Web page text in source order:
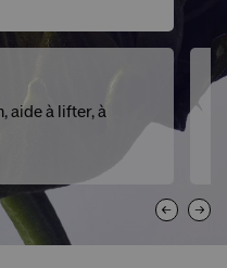
aide à lifter, à